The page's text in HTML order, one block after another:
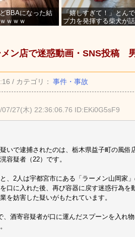
BBAになった結
ｗｗｗ
「嬉しすぎて！」とん
プ力を発揮する柴犬が
メン店で迷惑動画・SNS投稿
/ カテゴリ： 事件・事故
07/27(木) 22:36:06.76 ID:EKi0G5sF9
いで逮捕されたのは、栃木県益子町の風
容疑者（22）です。
、2人は宇都宮市にある「ラーメン山岡家
口に入れた後、再び容器に戻す迷惑行為
を妨害した疑いがもたれています。
、酒寄容疑者が口に運んだスプーンを入れ